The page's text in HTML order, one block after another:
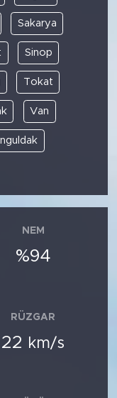
Sakarya
Sinop
Tokat
Van
NEM
%94
RÜZGAR
22 km/s